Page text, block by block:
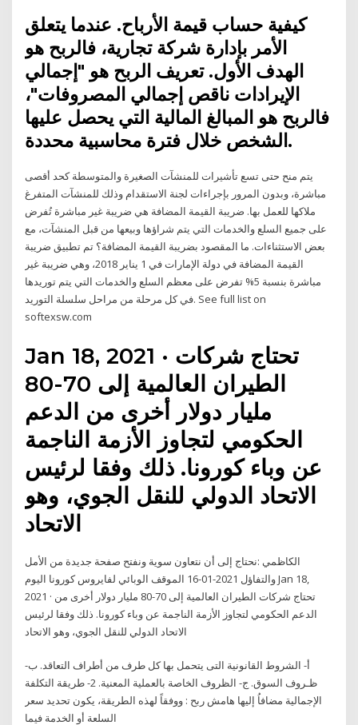
كيفية حساب قيمة الأرباح. عندما يتعلق
الأمر بإدارة شركة تجارية، فالربح هو
الهدف الأول. تعريف الربح هو "إجمالي
الإيرادات ناقص إجمالي المصروفات"،
فالربح هو المبالغ المالية التي يحصل عليها
الشخص خلال فترة محاسبية محددة.
يتم منح حتى تسع تأشيرات للمنشآت الصغيرة والمتوسطة كحد أقصى
مباشرة، وبدون المرور بإجراءات لجنة الاستقدام وذلك للمنشآت المتفرغ
ملاكها للعمل بها. ضريبة القيمة المضافة هي ضريبة غير مباشرة تُفرض
على جميع السلع والخدمات التي يتم شراؤها وبيعها من قبل المنشآت، مع
بعض الاستثناءات. ما المقصود بضريبة القيمة المضافة؟ تم تطبيق ضريبة
القيمة المضافة في دولة الإمارات في 1 يناير 2018، وهي ضريبة غير
مباشرة بنسبة 5% تفرض على معظم السلع والخدمات التي يتم توريدها
في كل مرحلة من مراحل سلسلة التوريد. See full list on
softexsw.com
Jan 18, 2021 · تحتاج شركات
الطيران العالمية إلى 70-80
مليار دولار أخرى من الدعم
الحكومي لتجاوز الأزمة الناجمة
عن وباء كورونا. ذلك وفقا لرئيس
الاتحاد الدولي للنقل الجوي، وهو
الاتحاد
الكاظمي :نحتاج إلى أن نتعاون سوية ونفتح صفحة جديدة من الأمل
والتفاؤل 2021-01-16 الموقف الوبائي لفايروس كورونا اليوم Jan 18,
2021 · تحتاج شركات الطيران العالمية إلى 70-80 مليار دولار أخرى من
الدعم الحكومي لتجاوز الأزمة الناجمة عن وباء كورونا. ذلك وفقا لرئيس
الاتحاد الدولي للنقل الجوي، وهو الاتحاد
أ- الشروط القانونية التى يتحمل بها كل طرف من أطراف التعاقد. ب-
ظـروف السوق. ج- الظروف الخاصة بالعملية المعنية. 2- طريقة التكلفة
الإجمالية مضافاُ إليها هامش ربح : ووفقاً لهذه الطريقة، يكون تحديد سعر
السلعة أو الخدمة فيما